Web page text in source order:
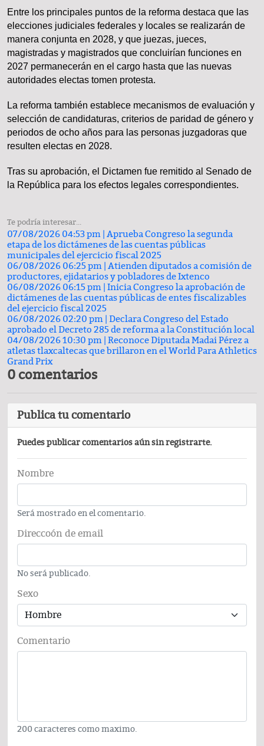
Entre los principales puntos de la reforma destaca que las
elecciones judiciales federales y locales se realizarán de
manera conjunta en 2028, y que juezas, jueces,
magistradas y magistrados que concluirían funciones en
2027 permanecerán en el cargo hasta que las nuevas
autoridades electas tomen protesta.
La reforma también establece mecanismos de evaluación y
selección de candidaturas, criterios de paridad de género y
periodos de ocho años para las personas juzgadoras que
resulten electas en 2028.
Tras su aprobación, el Dictamen fue remitido al Senado de
la República para los efectos legales correspondientes.
Te podría interesar...
07/08/2026 04:53 pm | Aprueba Congreso la segunda
etapa de los dictámenes de las cuentas públicas
municipales del ejercicio fiscal 2025
06/08/2026 06:25 pm | Atienden diputados a comisión de
productores, ejidatarios y pobladores de Ixtenco
06/08/2026 06:15 pm | Inicia Congreso la aprobación de
dictámenes de las cuentas públicas de entes fiscalizables
del ejercicio fiscal 2025
06/08/2026 02:20 pm | Declara Congreso del Estado
aprobado el Decreto 285 de reforma a la Constitución local
04/08/2026 10:30 pm | Reconoce Diputada Madai Pérez a
atletas tlaxcaltecas que brillaron en el World Para Athletics
Grand Prix
0 comentarios
Publica tu comentario
Puedes publicar comentarios aún sin registrarte.
Nombre
Será mostrado en el comentario.
Direccoón de email
No será publicado.
Sexo
Comentario
200 caracteres como maximo.